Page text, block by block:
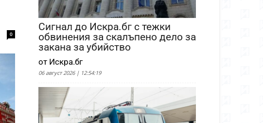
0
Сигнал до Искра.бг с тежки
обвинения за скалъпено дело за
закана за убийство
от Искра.бг
06 август 2026 | 12:54:19